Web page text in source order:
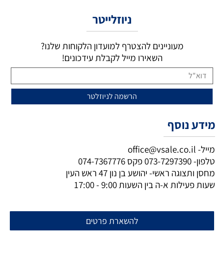
ניוזלייטר
מעוניינים להצטרף למועדון הלקוחות שלנו?
השאירו מייל לקבלת עידכונים!
מידע נוסף
מייל- office@vsale.co.il
טלפון-073-7297390פקס 074-7367776
מחסן ותצוגה ראשי- יהושע בן נון 47 ראש העין
שעות פעילות א-ה בין השעות 9:00 - 17:00
להשארת פרטים